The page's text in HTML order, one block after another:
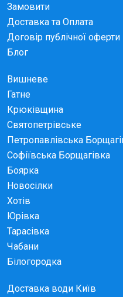
Замовити
Доставка та Оплата
Договір публічної оферти
Блог
Вишневе
Гатне
Крюківщина
Святопетрівське
Петропавлівська
Софіївська Борщагівка
Боярка
Новосілки
Хотів
Юрівка
Тарасівка
Чабани
Білогородка
Доставка води Київ